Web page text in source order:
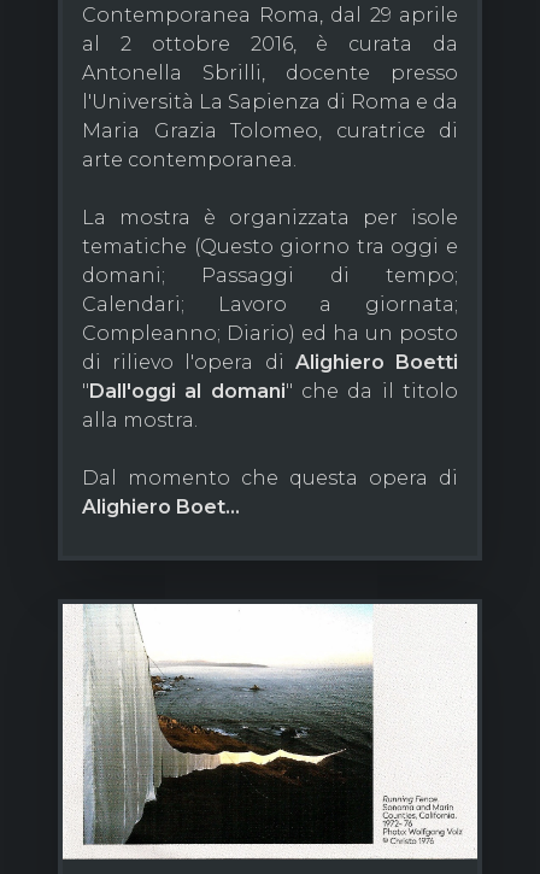
Contemporanea Roma, dal 29 aprile
al 2 ottobre 2016, è curata da
Antonella Sbrilli, docente presso
l'Università La Sapienza di Roma e da
Maria Grazia Tolomeo, curatrice di
arte contemporanea.
La mostra è organizzata per isole
tematiche (Questo giorno tra oggi e
domani; Passaggi di tempo;
Calendari; Lavoro a giornata;
Compleanno; Diario) ed ha un posto
di rilievo l'opera di Alighiero Boetti
"Dall'oggi al domani" che da il titolo
alla mostra.
Dal momento che questa opera di
Alighiero Boet...